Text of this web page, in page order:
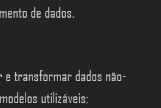
de dados.
e transformar dados não-
utilizáveis;